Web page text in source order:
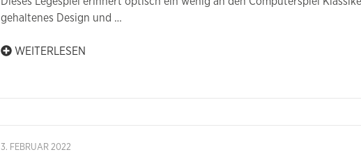
gehaltenes Design und …
WEITERLESEN
3. FEBRUAR 2022